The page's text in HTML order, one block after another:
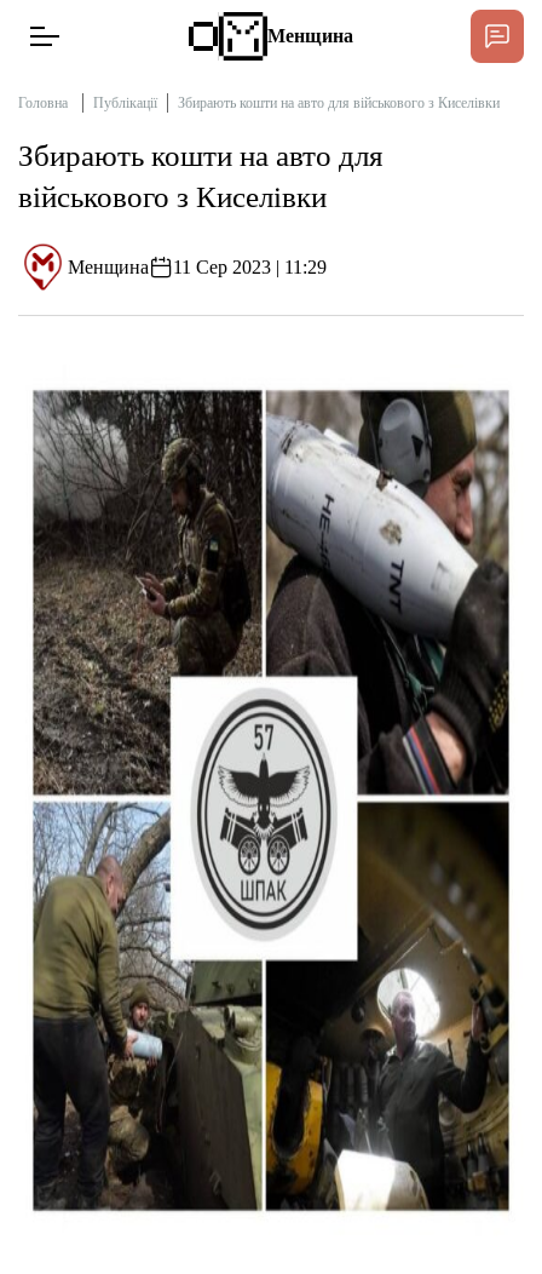
Новини
Інтерв’ю
Публікації
Про нас
Бюджет
Тендери
Довідник
Контакти
Рекламні прайси
Підтримати «місцевих»
Редакційна політика
Етичний кодекс
Менщина
Головна Публікації Збирають кошти на авто для військового з Киселівки
Збирають кошти на авто для
військового з Киселівки
Менщина 11 Сер 2023 | 11:29